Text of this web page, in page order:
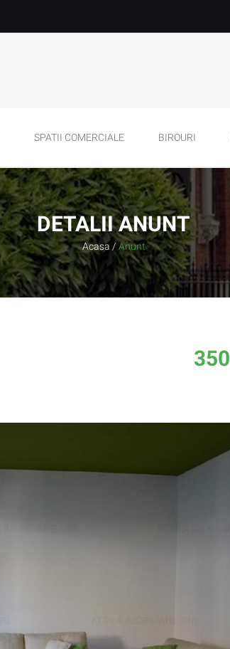
SPATII COMERCIALE BIROURI
DETALII ANUNT
Acasa / Anunt
350